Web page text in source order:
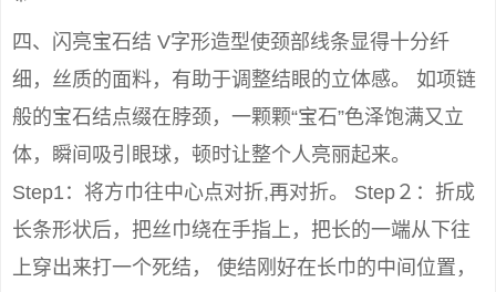
四、闪亮宝石结 V字形造型使颈部线条显得十分纤
细，丝质的面料，有助于调整结眼的立体感。 如项链
般的宝石结点缀在脖颈，一颗颗“宝石”色泽饱满又立
体，瞬间吸引眼球，顿时让整个人亮丽起来。
Step1：将方巾往中心点对折,再对折。 Step２：折成
长条形状后，把丝巾绕在手指上，把长的一端从下往
上穿出来打一个死结， 使结刚好在长巾的中间位置，